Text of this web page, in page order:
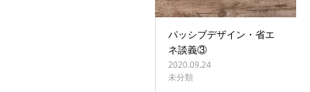
パッシブデザイン・省エ
ネ談義③
2020.09.24
未分類